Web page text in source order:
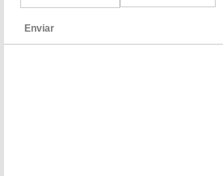
Enviar